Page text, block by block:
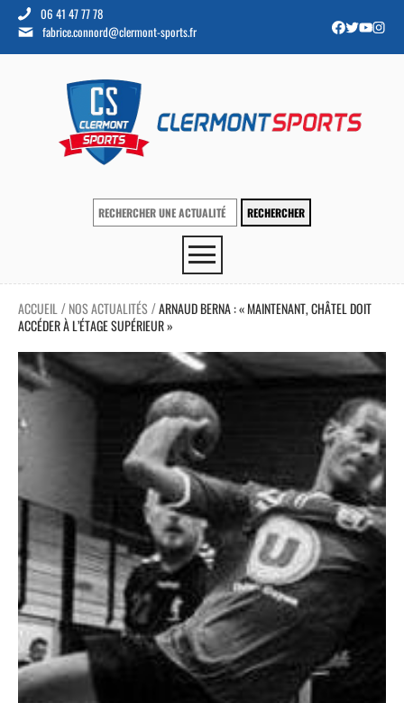
06 41 47 77 78
fabrice.connord@clermont-sports.fr
ACCUEIL / NOS ACTUALITÉS /ARNAUD BERNA : « MAINTENANT, CHÂTEL DOIT
ACCÉDER À L’ÉTAGE SUPÉRIEUR »